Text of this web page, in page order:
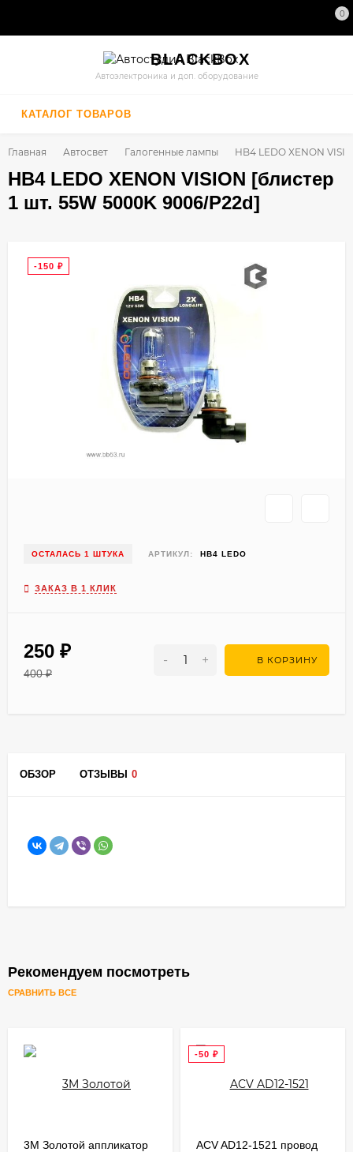
0
BLACKBOX
Автоэлектроника и доп. оборудование
КАТАЛОГ ТОВАРОВ
Главная Автосвет Галогенные лампы HB4 LEDO XENON
HB4 LEDO XENON VISION [блистер
1 шт. 55W 5000K 9006/P22d]
-150 ₽
ОСТАЛАСЬ 1 ШТУКА АРТИКУЛ: HB4 LEDO
ЗАКАЗ В 1 КЛИК
250 ₽
400₽
- + В КОРЗИНУ
ОБЗОР ОТЗЫВЫ 0
Рекомендуем посмотреть
СРАВНИТЬ ВСЕ
3M Золотой аппликатор
-50 ₽
ACV AD12-1521 провод